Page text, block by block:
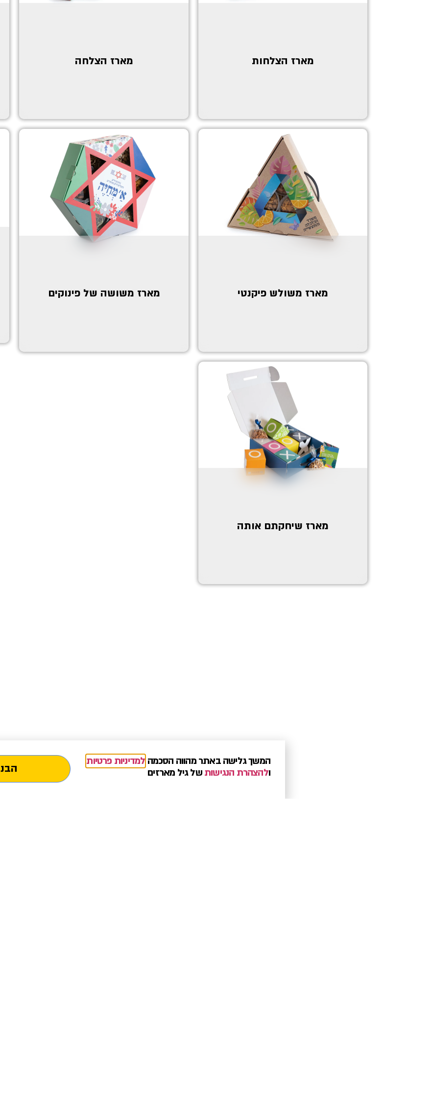
מארז הצלחות מארז הצלחה
מארז משולש פיקנטי מארז משושה של פינוקים
מארז שיחקתם אותה
המשך גלישה באתר מהווה הסכמה למדיניות פרטיות
ולהצהרת הנגישותשל גיל מארזים